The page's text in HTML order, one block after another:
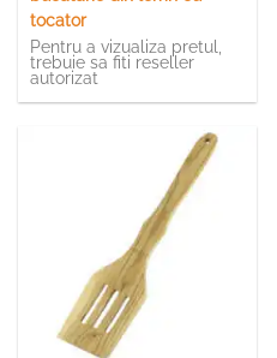
tocator
Pentru a vizualiza pretul,
trebuie sa fiti reseller
autorizat